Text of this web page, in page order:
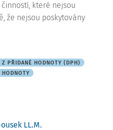
které nejsou
že nejsou poskytovány
Z PŘIDANÉ HODNOTY (DPH)
LL.M.